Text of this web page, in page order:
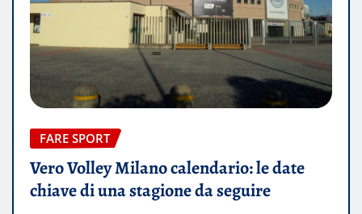
FARE SPORT
Vero Volley Milano calendario: le date
chiave di una stagione da seguire